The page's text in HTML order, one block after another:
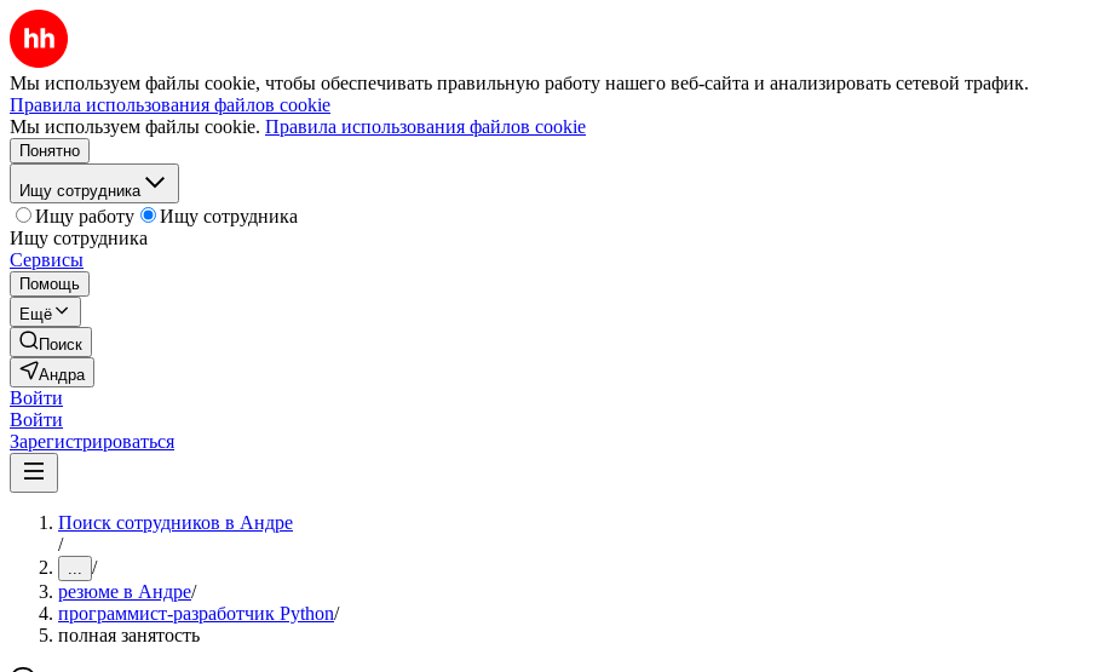
Мы используем файлы cookie, чтобы обеспечивать правильную работу нашего веб-сайта и анализировать сетевой трафик.
Правила использования файлов cookie
Мы используем файлы cookie. Правила использования файлов cookie
Понятно
Ищу сотрудника
Ищу работу
Ищу сотрудника
Ищу сотрудника
Сервисы
Помощь
Ещё
Поиск
Андра
Войти
Войти
Зарегистрироваться
Поиск сотрудников в Андре
/
... /
резюме в Андре/
программист-разработчик Python/
полная занятость